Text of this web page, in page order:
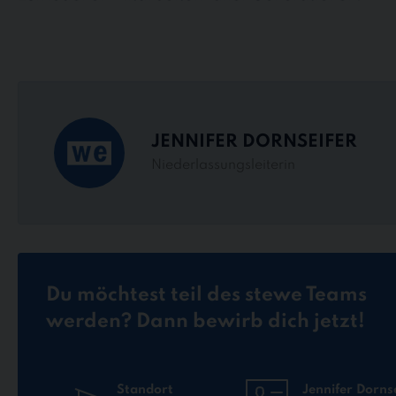
JENNIFER DORNSEIFER
Du möchtest teil des stewe Teams
werden? Dann bewirb dich jetzt!
Standort
Jennifer